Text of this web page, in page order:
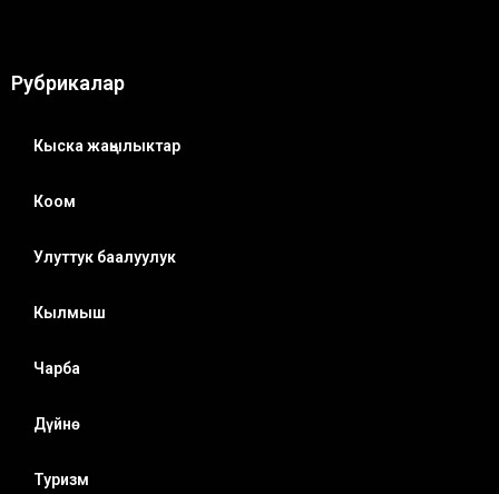
Рубрикалар
Кыска жаңылыктар
Коом
Улуттук баалуулук
Кылмыш
Чарба
Дүйнө
Туризм